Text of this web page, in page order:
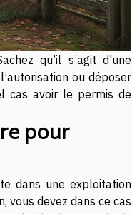
qu’il s’agit d'une
ou déposer
cas avoir le permis de
pour
dans une exploitation
vous devez dans ce cas